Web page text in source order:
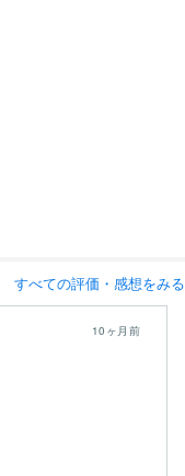
すべての評価・感想をみる
10ヶ月前